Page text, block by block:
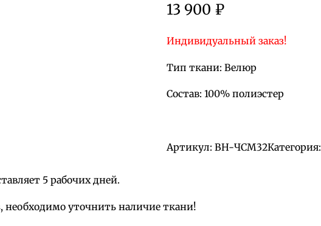
13 900 ₽
Индивидуальный заказ!
Тип ткани: Велюр
Состав: 100% полиэстер
Артикул: BH-ЧСМ32Категория:
5 рабочих дней.
необходимо уточнить наличие ткани!